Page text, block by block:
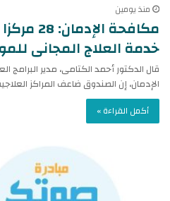
منذ يومين
خدمة العلاج المجانى
قال الدكتور أحمد الكتامى، مدير
الإدمان، إن الصندوق ضاعف المراكز العلاجية من 12
أكمل القراءة »